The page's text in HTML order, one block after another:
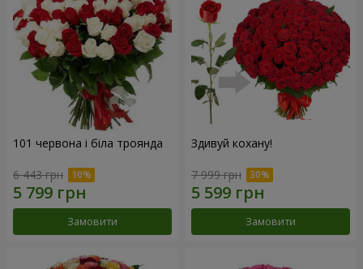
101 червона і біла троянда
6 443 грн
Замовити
Здивуй кохану!
7 999 грн
Замовити